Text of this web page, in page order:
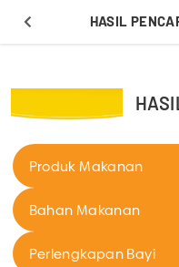
Produk Makanan
Bahan Makanan
Perlengkapan Bayi